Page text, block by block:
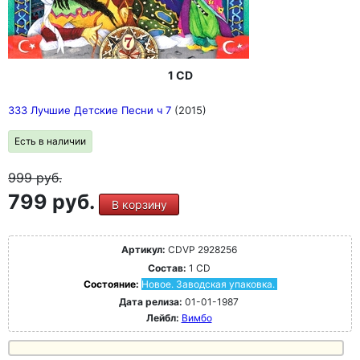
1 CD
333 Лучшие Детские Песни ч 7 (2015)
Есть в наличии
999руб.
799 руб. В корзину
Артикул: CDVP 2928256
Состав: 1 CD
Состояние: Новое. Заводская упаковка.
Дата релиза: 01-01-1987
Лейбл: Вимбо